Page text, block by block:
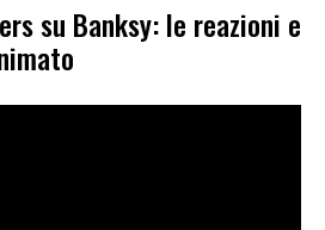
su Banksy: le reazioni e